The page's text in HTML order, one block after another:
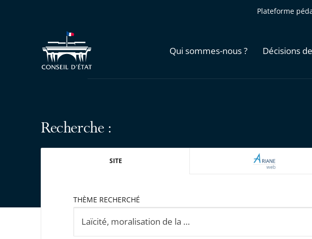
Plateforme
Qui sommes-nous ? Décisions
Recherche :
SITE ARIANEWEB
THÈME RECHERCHÉ